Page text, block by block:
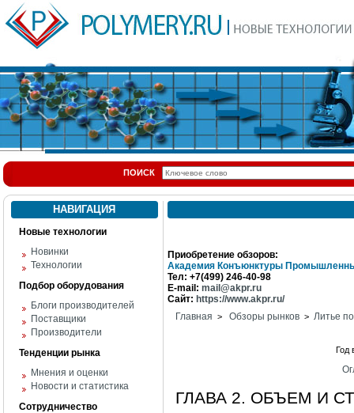
ПОИСК
НАВИГАЦИЯ
Новые технологии
Новинки
Технологии
Подбор оборудования
Блоги производителей
Поставщики
Производители
Тенденции рынка
Мнения и оценки
Новости и статистика
Сотрудничество
Приобретение обзоров:
Академия Конъюнктуры
Тел: +7(499) 246-40-98
E-mail: mail@akpr.ru
Сайт: https://www.akpr.ru/
Главная > Обзоры рынков > Литье
Год
ГЛАВА 2. ОБЪЕМ И